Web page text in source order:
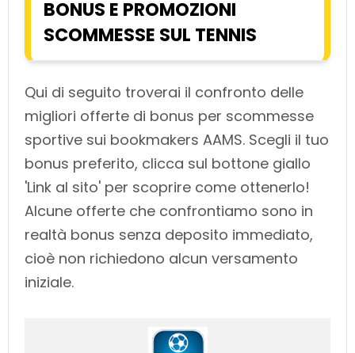
BONUS E PROMOZIONI
SCOMMESSE SUL TENNIS
Qui di seguito troverai il confronto delle
migliori offerte di bonus per scommesse
sportive sui bookmakers AAMS. Scegli il tuo
bonus preferito, clicca sul bottone giallo
'Link al sito' per scoprire come ottenerlo!
Alcune offerte che confrontiamo sono in
realtà bonus senza deposito immediato,
cioè non richiedono alcun versamento
iniziale.